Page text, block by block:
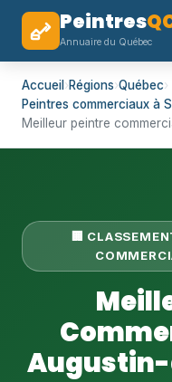
Peintres
Annuaire du Québec
Accueil ›Régions›Québec›
Peintres commerciaux à
Meilleur peintre
🏢